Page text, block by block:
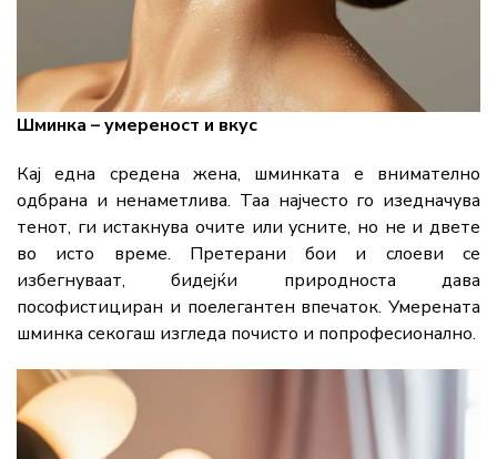
Шминка – умереност и вкус
Кај една средена жена, шминката е внимателно
одбрана и ненаметлива. Таа најчесто го изедначува
тенот, ги истакнува очите или усните, но не и двете
во исто време. Претерани бои и слоеви се
избегнуваат, бидејќи природноста дава
пософистициран и поелегантен впечаток. Умерената
шминка секогаш изгледа почисто и попрофесионално.